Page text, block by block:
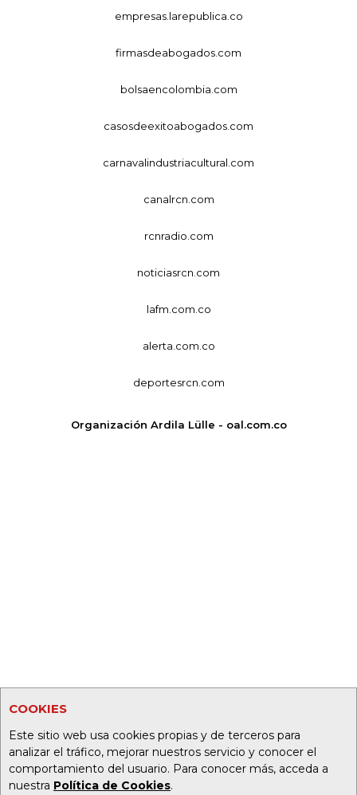
COOKIES
Este sitio web usa cookies propias y de terceros para
analizar el tráfico, mejorar nuestros servicio y conocer el
comportamiento del usuario. Para conocer más, acceda a
nuestra Política de Cookies.
empresas.larepublica.co
firmasdeabogados.com
bolsaencolombia.com
casosdeexitoabogados.com
carnavalindustriacultural.com
canalrcn.com
rcnradio.com
noticiasrcn.com
lafm.com.co
alerta.com.co
deportesrcn.com
Organización Ardila Lülle - oal.com.co